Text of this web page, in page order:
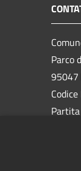
Parco
95047